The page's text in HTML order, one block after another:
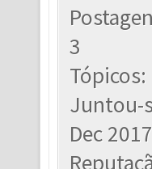
3
Tópicos:
Juntou-
Dec 2017